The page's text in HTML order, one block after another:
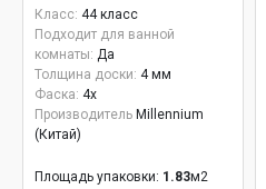
Класс: 44 класс
Подходит для ванной
комнаты: Да
Толщина доски: 4 мм
Фаска: 4x
Производитель Millennium
(Китай)
Площадь упаковки: 1.83м2